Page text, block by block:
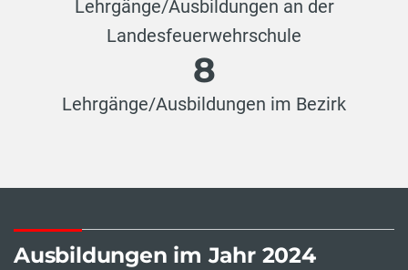
Lehrgänge/Ausbildungen an der
Landesfeuerwehrschule
8
Lehrgänge/Ausbildungen im Bezirk
Ausbildungen im Jahr 2024